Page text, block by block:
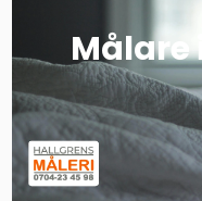
Målare